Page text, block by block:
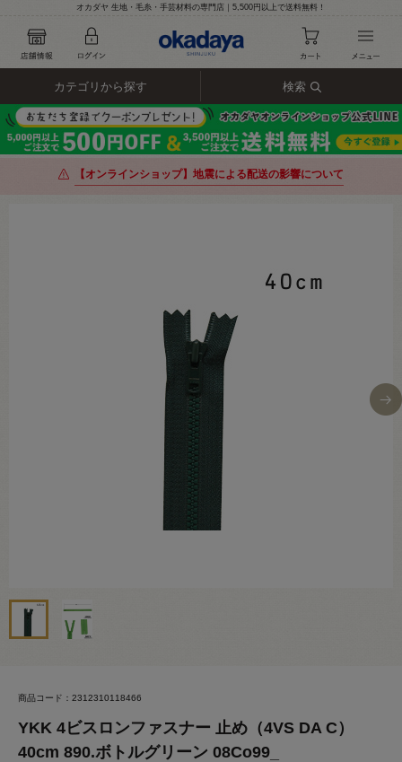
オカダヤ 生地・毛糸・手芸材料の専門店｜5,500円以上で送料無料！
カテゴリから探す 検索
【オンラインショップ】地震による配送の影響について
商品コード：2312310118466
YKK 4ビスロンファスナー 止め（4VS DA C）
40cm 890.ボトルグリーン 08Co99_